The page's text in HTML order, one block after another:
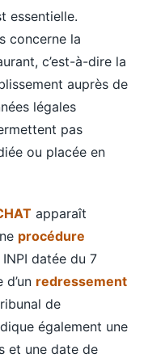
essentielle.
concerne la
c’est-à-dire la
auprès de
légales
pas
ou placée en
apparaît
procédure
INPI datée du 7
redressement
de
également une
et une date de